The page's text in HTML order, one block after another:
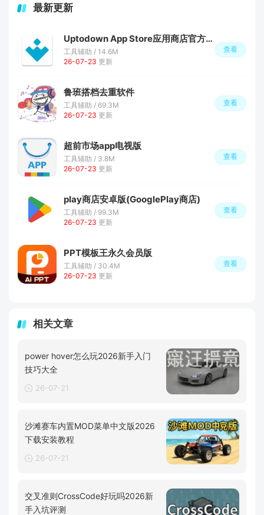
最新更新
Uptodown App Store应用商店官方最新版
工具辅助 / 14.6M
26-07-23 更新
查看
鲁班搭档去重软件
工具辅助 / 69.3M
26-07-23 更新
查看
超前市场app电视版
工具辅助 / 3.8M
26-07-23 更新
查看
play商店安卓版(GooglePlay商店)
工具辅助 / 99.3M
26-07-23 更新
查看
PPT模板王永久会员版
工具辅助 / 30.4M
26-07-23 更新
查看
相关文章
power hover怎么玩2026新手入门
技巧大全
26-07-21
沙滩赛车内置MOD菜单中文版2026
下载安装教程
26-07-21
交叉准则CrossCode好玩吗2026新
手入坑评测